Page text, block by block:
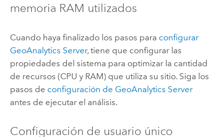
memoria RAM utilizados
Cuando haya finalizado los pasos para configurar
GeoAnalytics Server, tiene que configurar las
propiedades del sistema para optimizar la cantidad
de recursos (CPU y RAM) que utiliza su sitio. Siga los
pasos de configuración de GeoAnalytics Server
antes de ejecutar el análisis.
Configuración de usuario único